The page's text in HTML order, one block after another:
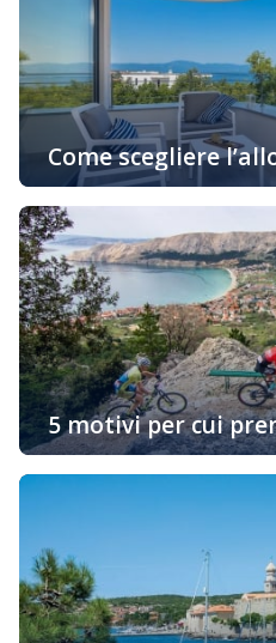
Come scegliere
attività in vacanza
Oggigiorno sempre di più gli
base alle loro preferenze
godimento della loro
desiderano prenotare un
adatto al vostro stile di vita,
vacanza attiva con il minimo
nell’appartamento
5 motivi per cui
sistemazione
una buona idea
Vi state chiedendo perché
soleggiata, la cosiddetta isola
destinazioni attraenti per i
variegata offerta […]